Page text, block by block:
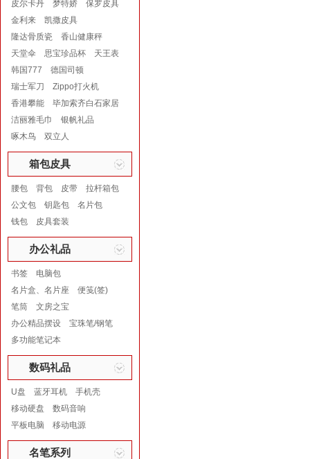
皮尔卡丹 梦特娇
保罗皮具
金利来
凯撒皮具
隆达骨质瓷
香山健康秤
天堂伞
思宝珍品杯
天王表
韩国777
德国司顿
瑞士军刀
Zippo打火机
香港攀能
毕加索齐白石家居
洁丽雅毛巾
银帆礼品
啄木鸟
双立人
箱包皮具
腰包 背包 皮带
拉杆箱包
公文包
钥匙包
名片包
钱包
皮具套装
办公礼品
书签
电脑包
名片盒、名片座
便笺(签)
笔筒
文房之宝
办公精品摆设
宝珠笔/钢笔
多功能笔记本
数码礼品
U盘 蓝牙耳机
手机壳
移动硬盘
数码音响
平板电脑
移动电源
名笔系列